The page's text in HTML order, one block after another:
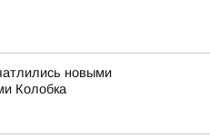
новыми
Колобка